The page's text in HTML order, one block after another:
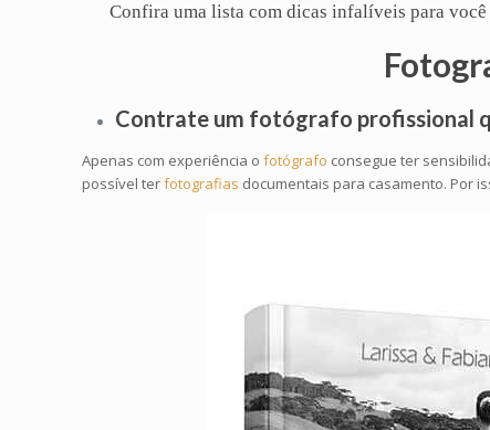
Confira uma lista com dicas infalíveis para
Contrate um fotógrafo profissional
Apenas com experiência ofotógrafo consegue ter
possível terfotografias documentais para casamento. Por